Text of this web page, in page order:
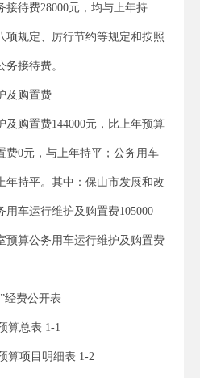
待费28000元，均与上年持
项规定、厉行节约等规定和按照
接待费。
及购置费
及购置费144000元，比上年预算
费0元，与上年持平；公务用车
年持平。其中：保山市发展和改
车运行维护及购置费105000
预算公务用车运行维护及购置费
经费公开表
算总表 1-1
算项目明细表 1-2